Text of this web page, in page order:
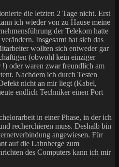
die letzten 2 Tage nicht. Erst
ich wieder von zu Hause meine
der Telekom hatte
Insgesamt hat sich das
wollten sich entweder gar
(obwohl kein einziger
oder waren zwar freundlich am
Nachdem ich durch Testen
nicht an mir liegt (Kabel,
endlich Techniker einen Port
in einer Phase, in der ich
recherchieren muss. Deshalb bin
angewiesen. Für
auf die Lahnberge zum
des Computers kann ich mir